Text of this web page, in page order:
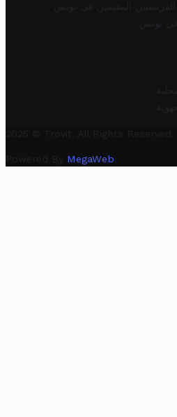
المقيمين في تونس
في تونس
2025 © Trovit. All Rights Reserved.
Powered By MegaWeb